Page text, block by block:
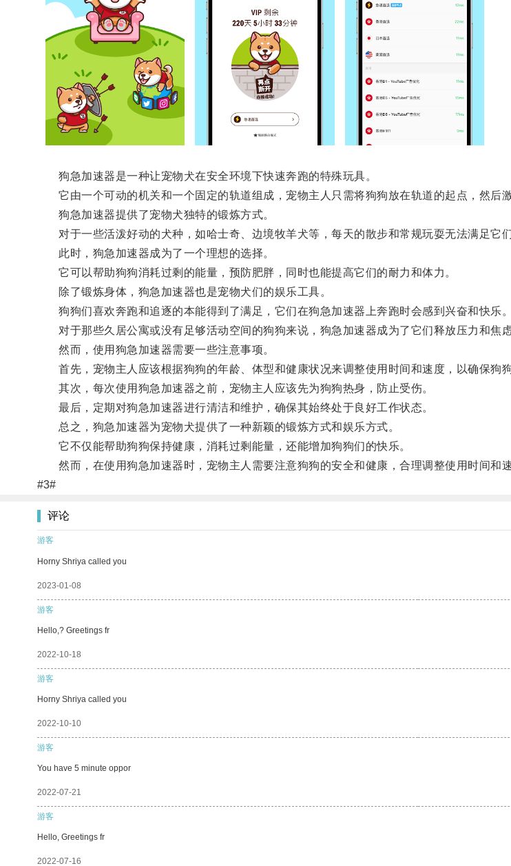
狗急加速器是一种让宠物犬在安全环境下快速奔跑的特殊玩具。
它由一个可动的机关和一个固定的轨道组成，宠物主人只需将狗狗放在轨道的起点，然后激
狗急加速器提供了宠物犬独特的锻炼方式。
对于一些活泼好动的犬种，如哈士奇、边境牧羊犬等，每天的散步和常规玩耍无法满足它们
此时，狗急加速器成为了一个理想的选择。
它可以帮助狗狗消耗过剩的能量，预防肥胖，同时也能提高它们的耐力和体力。
除了锻炼身体，狗急加速器也是宠物犬们的娱乐工具。
狗狗们喜欢奔跑和追逐的本能得到了满足，它们在狗急加速器上奔跑时会感到兴奋和快乐。
对于那些久居公寓或没有足够活动空间的狗狗来说，狗急加速器成为了它们释放压力和焦虑
然而，使用狗急加速器需要一些注意事项。
首先，宠物主人应该根据狗狗的年龄、体型和健康状况来调整使用时间和速度，以确保狗狗
其次，每次使用狗急加速器之前，宠物主人应该先为狗狗热身，防止受伤。
最后，定期对狗急加速器进行清洁和维护，确保其始终处于良好工作状态。
总之，狗急加速器为宠物犬提供了一种新颖的锻炼方式和娱乐方式。
它不仅能帮助狗狗保持健康，消耗过剩能量，还能增加狗狗们的快乐。
然而，在使用狗急加速器时，宠物主人需要注意狗狗的安全和健康，合理调整使用时间和速
#3#
评论
游客
Horny Shriya called you
2023-01-08
游客
Hello,? Greetings fr
2022-10-18
游客
Horny Shriya called you
2022-10-10
游客
You have 5 minute oppor
2022-07-21
游客
Hello, Greetings fr
2022-07-16